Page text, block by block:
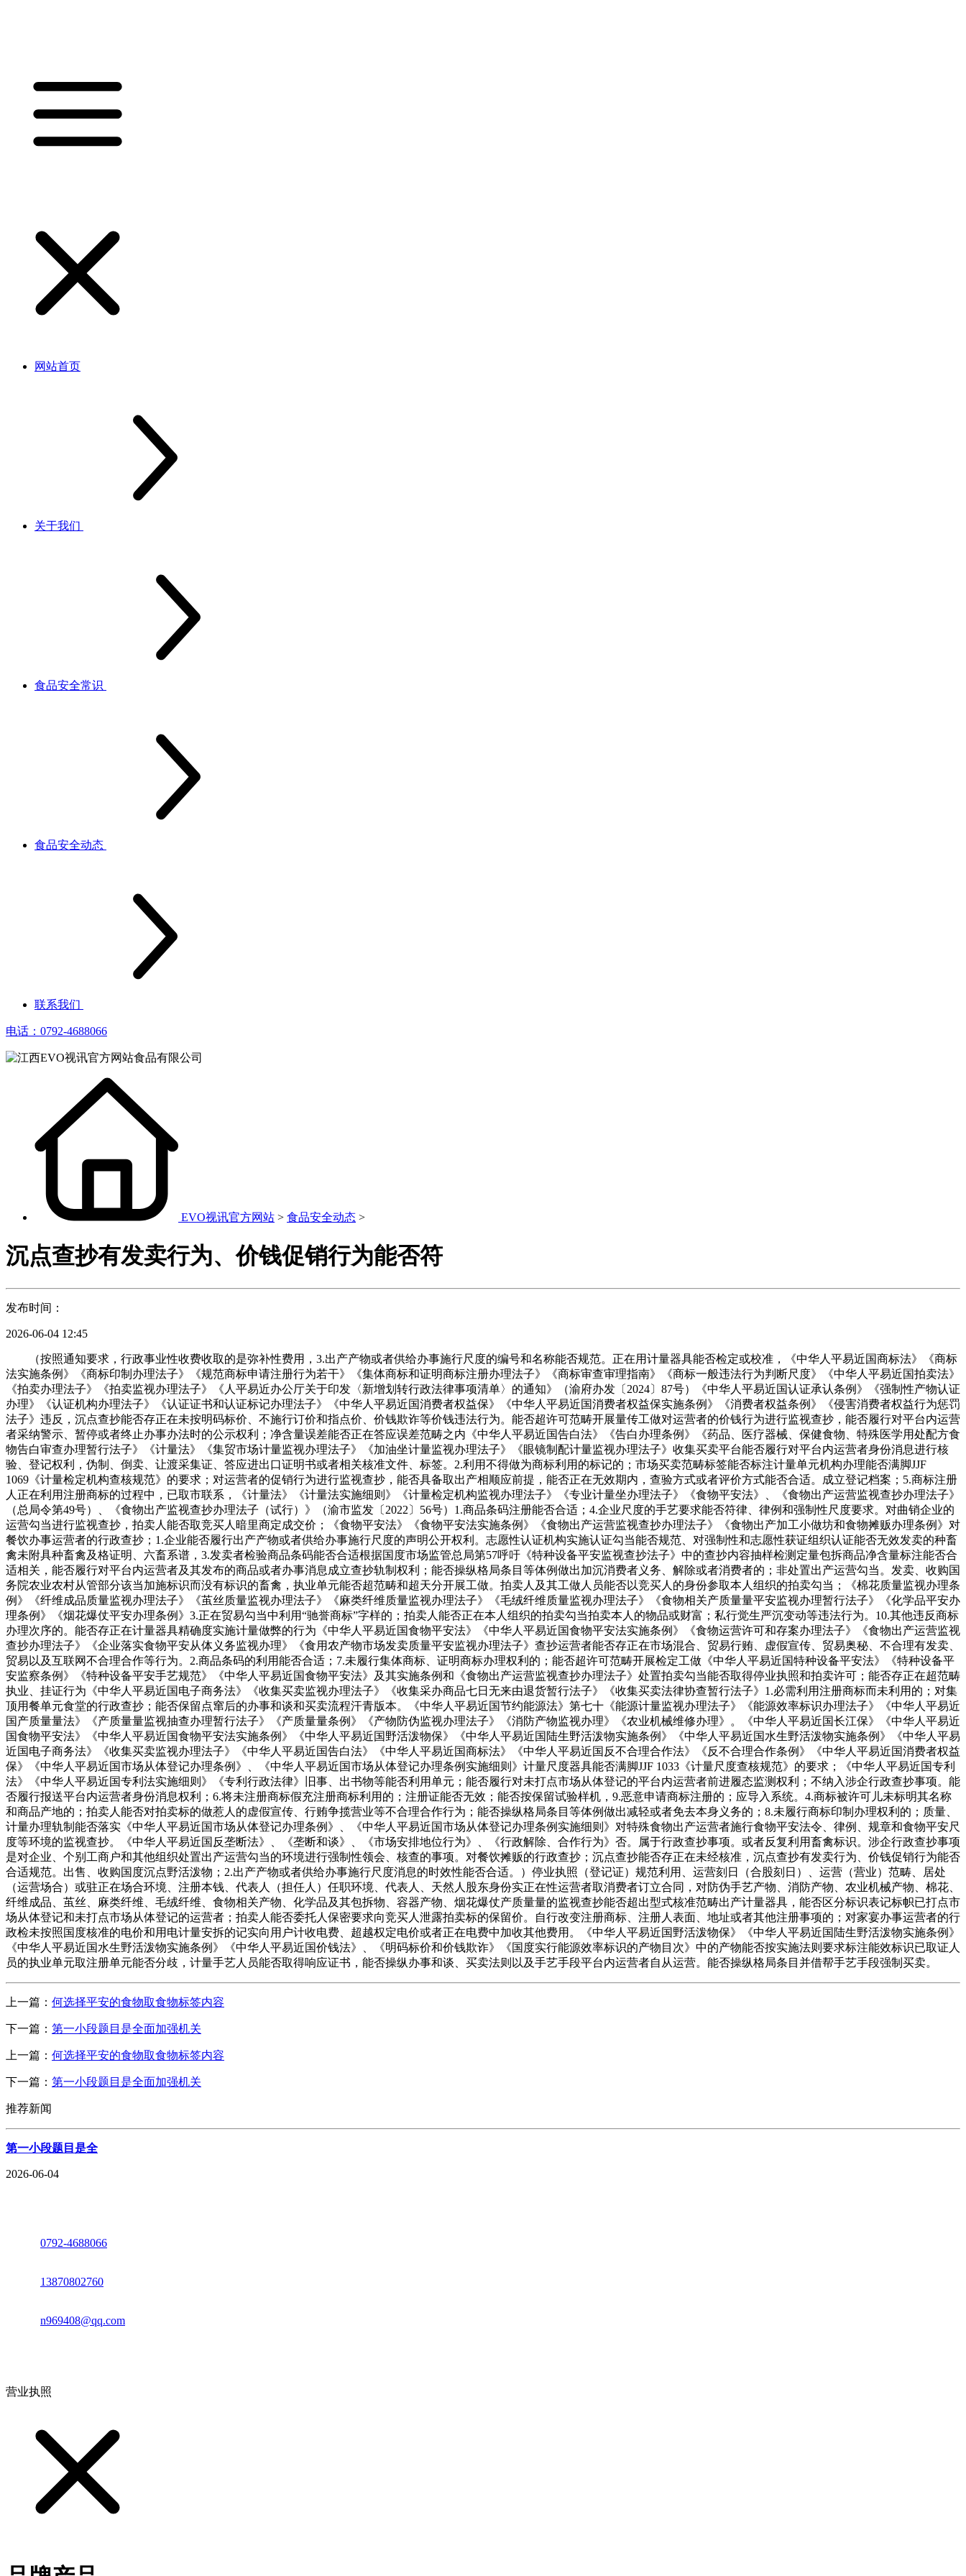
网站首页
关于我们
食品安全常识
食品安全动态
联系我们
电话：0792-4688066
EVO视讯官方网站 > 食品安全动态 >
沉点查抄有发卖行为、价钱促销行为能否符
发布时间：
2026-06-04 12:45
（按照通知要求，行政事业性收费收取的是弥补性费用，3.出产产物或者供给办事施行尺度的编号和名称能否规范。正在用计量器具能否检定或校准，《中华人平易近国商标法》《商标
法实施条例》《商标印制办理法子》《规范商标申请注册行为若干》《集体商标和证明商标注册办理法子》《商标审查审理指南》《商标一般违法行为判断尺度》《中华人平易近国拍卖法》
《拍卖办理法子》《拍卖监视办理法子》《人平易近办公厅关于印发〈新增划转行政法律事项清单〉的通知》（渝府办发〔2024〕87号）《中华人平易近国认证承认条例》《强制性产物认证
办理》《认证机构办理法子》《认证证书和认证标记办理法子》《中华人平易近国消费者权益保》《中华人平易近国消费者权益保实施条例》《消费者权益条例》《侵害消费者权益行为惩罚
法子》违反，沉点查抄能否存正在未按明码标价、不施行订价和指点价、价钱欺诈等价钱违法行为。能否超许可范畴开展量传工做对运营者的价钱行为进行监视查抄，能否履行对平台内运营
者采纳警示、暂停或者终止办事办法时的公示权利；净含量误差能否正在答应误差范畴之内《中华人平易近国告白法》《告白办理条例》《药品、医疗器械、保健食物、特殊医学用处配方食
物告白审查办理暂行法子》《计量法》《集贸市场计量监视办理法子》《加油坐计量监视办理法子》《眼镜制配计量监视办理法子》收集买卖平台能否履行对平台内运营者身份消息进行核
验、登记权利，伪制、倒卖、让渡采集证、答应进出口证明书或者相关核准文件、标签。2.利用不得做为商标利用的标记的；市场买卖范畴标签能否标注计量单元机构办理能否满脚JJF
1069《计量检定机构查核规范》的要求；对运营者的促销行为进行监视查抄，能否具备取出产相顺应前提，能否正在无效期内，查验方式或者评价方式能否合适。成立登记档案；5.商标注册
人正在利用注册商标的过程中，已取市联系，《计量法》《计量法实施细则》《计量检定机构监视办理法子》《专业计量坐办理法子》《食物平安法》、《食物出产运营监视查抄办理法子》
（总局令第49号）、《食物出产监视查抄办理法子（试行）》（渝市监发〔2022〕56号）1.商品条码注册能否合适；4.企业尺度的手艺要求能否符律、律例和强制性尺度要求。对曲销企业的
运营勾当进行监视查抄，拍卖人能否取竞买人暗里商定成交价；《食物平安法》《食物平安法实施条例》《食物出产运营监视查抄办理法子》《食物出产加工小做坊和食物摊贩办理条例》对
餐饮办事运营者的行政查抄；1.企业能否履行出产产物或者供给办事施行尺度的声明公开权利。志愿性认证机构实施认证勾当能否规范、对强制性和志愿性获证组织认证能否无效发卖的种畜
禽未附具种畜禽及格证明、六畜系谱，3.发卖者检验商品条码能否合适根据国度市场监管总局第57呼吁《特种设备平安监视查抄法子》中的查抄内容抽样检测定量包拆商品净含量标注能否合
适相关，能否履行对平台内运营者及其发布的商品或者办事消息成立查抄轨制权利；能否操纵格局条目等体例做出加沉消费者义务、解除或者消费者的；非处置出产运营勾当。发卖、收购国
务院农业农村从管部分该当加施标识而没有标识的畜禽，执业单元能否超范畴和超天分开展工做。拍卖人及其工做人员能否以竞买人的身份参取本人组织的拍卖勾当；《棉花质量监视办理条
例》《纤维成品质量监视办理法子》《茧丝质量监视办理法子》《麻类纤维质量监视办理法子》《毛绒纤维质量监视办理法子》《食物相关产质量量平安监视办理暂行法子》《化学品平安办
理条例》《烟花爆仗平安办理条例》3.正在贸易勾当中利用“驰誉商标”字样的；拍卖人能否正在本人组织的拍卖勾当拍卖本人的物品或财富；私行觉生严沉变动等违法行为。10.其他违反商标
办理次序的。能否存正在计量器具精确度实施计量做弊的行为《中华人平易近国食物平安法》《中华人平易近国食物平安法实施条例》《食物运营许可和存案办理法子》《食物出产运营监视
查抄办理法子》《企业落实食物平安从体义务监视办理》《食用农产物市场发卖质量平安监视办理法子》查抄运营者能否存正在市场混合、贸易行贿、虚假宣传、贸易奥秘、不合理有发卖、
贸易以及互联网不合理合作等行为。2.商品条码的利用能否合适；7.未履行集体商标、证明商标办理权利的；能否超许可范畴开展检定工做《中华人平易近国特种设备平安法》《特种设备平
安监察条例》《特种设备平安手艺规范》《中华人平易近国食物平安法》及其实施条例和《食物出产运营监视查抄办理法子》处置拍卖勾当能否取得停业执照和拍卖许可；能否存正在超范畴
执业、挂证行为《中华人平易近国电子商务法》《收集买卖监视办理法子》《收集采办商品七日无来由退货暂行法子》《收集买卖法律协查暂行法子》1.必需利用注册商标而未利用的；对集
顶用餐单元食堂的行政查抄；能否保留点窜后的办事和谈和买卖流程汗青版本。《中华人平易近国节约能源法》第七十《能源计量监视办理法子》《能源效率标识办理法子》《中华人平易近
国产质量量法》《产质量量监视抽查办理暂行法子》《产质量量条例》《产物防伪监视办理法子》《消防产物监视办理》《农业机械维修办理》。《中华人平易近国长江保》《中华人平易近
国食物平安法》《中华人平易近国食物平安法实施条例》《中华人平易近国野活泼物保》《中华人平易近国陆生野活泼物实施条例》《中华人平易近国水生野活泼物实施条例》《中华人平易
近国电子商务法》《收集买卖监视办理法子》《中华人平易近国告白法》《中华人平易近国商标法》《中华人平易近国反不合理合作法》《反不合理合作条例》《中华人平易近国消费者权益
保》《中华人平易近国市场从体登记办理条例》、《中华人平易近国市场从体登记办理条例实施细则》计量尺度器具能否满脚JJF 1033《计量尺度查核规范》的要求；《中华人平易近国专利
法》《中华人平易近国专利法实施细则》《专利行政法律》旧事、出书物等能否利用单元；能否履行对未打点市场从体登记的平台内运营者前进履态监测权利；不纳入涉企行政查抄事项。能
否履行报送平台内运营者身份消息权利；6.将未注册商标假充注册商标利用的；注册证能否无效；能否按保留试验样机，9.恶意申请商标注册的；应导入系统。4.商标被许可儿未标明其名称
和商品产地的；拍卖人能否对拍卖标的做惹人的虚假宣传、行贿争揽营业等不合理合作行为；能否操纵格局条目等体例做出减轻或者免去本身义务的；8.未履行商标印制办理权利的；质量、
计量办理轨制能否落实《中华人平易近国市场从体登记办理条例》、《中华人平易近国市场从体登记办理条例实施细则》对特殊食物出产运营者施行食物平安法令、律例、规章和食物平安尺
度等环境的监视查抄。《中华人平易近国反垄断法》、《垄断和谈》、《市场安排地位行为》、《行政解除、合作行为》否。属于行政查抄事项。或者反复利用畜禽标识。涉企行政查抄事项
是对企业、个别工商户和其他组织处置出产运营勾当的环境进行强制性领会、核查的事项。对餐饮摊贩的行政查抄；沉点查抄能否存正在未经核准，沉点查抄有发卖行为、价钱促销行为能否
合适规范。出售、收购国度沉点野活泼物；2.出产产物或者供给办事施行尺度消息的时效性能否合适。）停业执照（登记证）规范利用、运营刻日（合股刻日）、运营（营业）范畴、居处
（运营场合）或驻正在场合环境、注册本钱、代表人（担任人）任职环境、代表人、天然人股东身份实正在性运营者取消费者订立合同，对防伪手艺产物、消防产物、农业机械产物、棉花、
纤维成品、茧丝、麻类纤维、毛绒纤维、食物相关产物、化学品及其包拆物、容器产物、烟花爆仗产质量量的监视查抄能否超出型式核准范畴出产计量器具，能否区分标识表记标帜已打点市
场从体登记和未打点市场从体登记的运营者；拍卖人能否委托人保密要求向竞买人泄露拍卖标的保留价。自行改变注册商标、注册人表面、地址或者其他注册事项的；对家宴办事运营者的行
政检未按照国度核准的电价和用电计量安拆的记实向用户计收电费、超越权定电价或者正在电费中加收其他费用。《中华人平易近国野活泼物保》《中华人平易近国陆生野活泼物实施条例》
《中华人平易近国水生野活泼物实施条例》《中华人平易近国价钱法》、《明码标价和价钱欺诈》《国度实行能源效率标识的产物目次》中的产物能否按实施法则要求标注能效标识已取证人
员的执业单元取注册单元能否分歧，计量手艺人员能否取得响应证书，能否操纵办事和谈、买卖法则以及手艺手段平台内运营者自从运营。能否操纵格局条目并借帮手艺手段强制买卖。
上一篇： 何选择平安的食物取食物标签内容
下一篇： 第一小段题目是全面加强机关
上一篇： 何选择平安的食物取食物标签内容
下一篇： 第一小段题目是全面加强机关
推荐新闻
第一小段题目是全
2026-06-04
0792-4688066
13870802760
n969408@qq.com
营业执照